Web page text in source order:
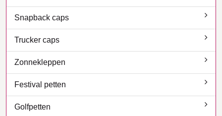
Snapback caps
Trucker caps
Zonnekleppen
Festival petten
Golfpetten